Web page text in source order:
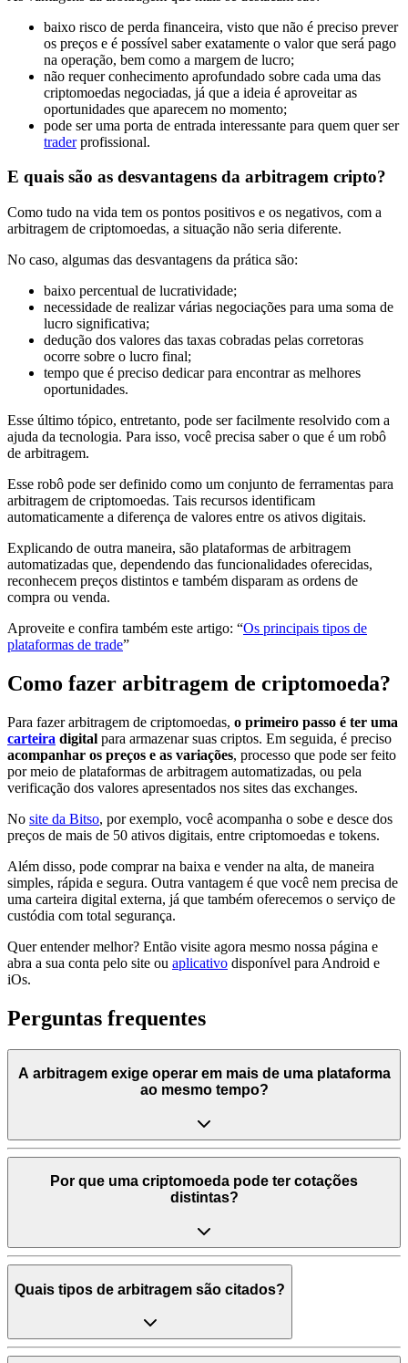
baixo risco de perda financeira, visto que não é preciso prever
os preços e é possível saber exatamente o valor que será pago
na operação, bem como a margem de lucro;
não requer conhecimento aprofundado sobre cada uma das
criptomoedas negociadas, já que a ideia é aproveitar as
oportunidades que aparecem no momento;
pode ser uma porta de entrada interessante para quem quer ser
traderprofissional.
E quais são as desvantagens da arbitragem cripto?
Como tudo na vida tem os pontos positivos e os negativos, com a
arbitragem de criptomoedas, a situação não seria diferente.
No caso, algumas das desvantagens da prática são:
baixo percentual de lucratividade;
necessidade de realizar várias negociações para uma soma de
lucro significativa;
dedução dos valores das taxas cobradas pelas corretoras
ocorre sobre o lucro final;
tempo que é preciso dedicar para encontrar as melhores
oportunidades.
Esse último tópico, entretanto, pode ser facilmente resolvido com a
ajuda da tecnologia. Para isso, você precisa saber o que é um robô
de arbitragem.
Esse robô pode ser definido como um conjunto de ferramentas para
arbitragem de criptomoedas. Tais recursos identificam
automaticamente a diferença de valores entre os ativos digitais.
Explicando de outra maneira, são plataformas de arbitragem
automatizadas que, dependendo das funcionalidades oferecidas,
reconhecem preços distintos e também disparam as ordens de
compra ou venda.
Aproveite e confira também este artigo: “Os principais tipos de
plataformas de trade”
Como fazer arbitragem de criptomoeda?
Para fazer arbitragem de criptomoedas, o primeiro passo é ter uma
carteira digital para armazenar suas criptos. Em seguida, é preciso
acompanhar os preços e as variações, processo que pode ser feito
por meio de plataformas de arbitragem automatizadas, ou pela
verificação dos valores apresentados nos sites das exchanges.
No site da Bitso, por exemplo, você acompanha o sobe e desce dos
preços de mais de 50 ativos digitais, entre criptomoedas e tokens.
Além disso, pode comprar na baixa e vender na alta, de maneira
simples, rápida e segura. Outra vantagem é que você nem precisa de
uma carteira digital externa, já que também oferecemos o serviço de
custódia com total segurança.
Quer entender melhor? Então visite agora mesmo nossa página e
abra a sua conta pelo site ou aplicativo disponível para Android e
iOs.
Perguntas frequentes
A arbitragem exige operar em mais de uma plataforma
ao mesmo tempo?
Por que uma criptomoeda pode ter cotações
distintas?
Quais tipos de arbitragem são citados?